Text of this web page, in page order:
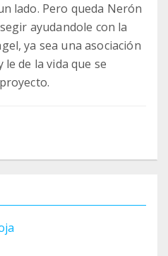
lado. Pero queda Nerón
ayudandole con la
ya sea una asociación
de la vida que se